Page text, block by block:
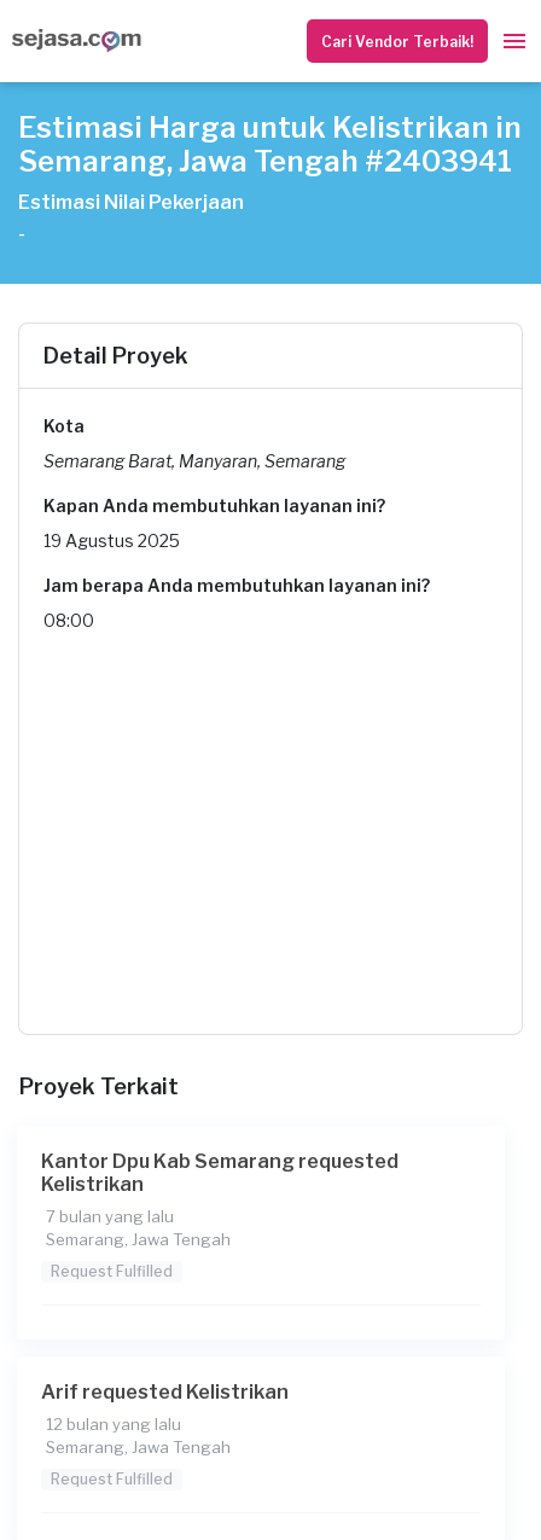
Cari Vendor Terbaik!
Estimasi Harga untuk Kelistrikan in
Semarang, Jawa Tengah #2403941
Estimasi Nilai Pekerjaan
-
Detail Proyek
Kota
Semarang Barat, Manyaran, Semarang
Kapan Anda membutuhkan layanan ini?
19 Agustus 2025
Jam berapa Anda membutuhkan layanan ini?
08:00
Proyek Terkait
Kantor Dpu Kab Semarang requested
Kelistrikan
7 bulan yang lalu
Semarang, Jawa Tengah
Request Fulfilled
Arif requested Kelistrikan
12 bulan yang lalu
Semarang, Jawa Tengah
Request Fulfilled